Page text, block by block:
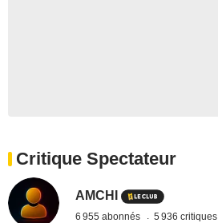
Critique Spectateur
AMCHI
6 955 abonnés 5 936 critiques